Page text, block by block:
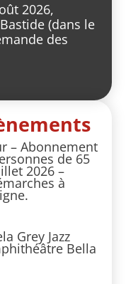
2026,
(dans le
des
– Abonnement
de 65
2026 –
à
Grey Jazz
Bella